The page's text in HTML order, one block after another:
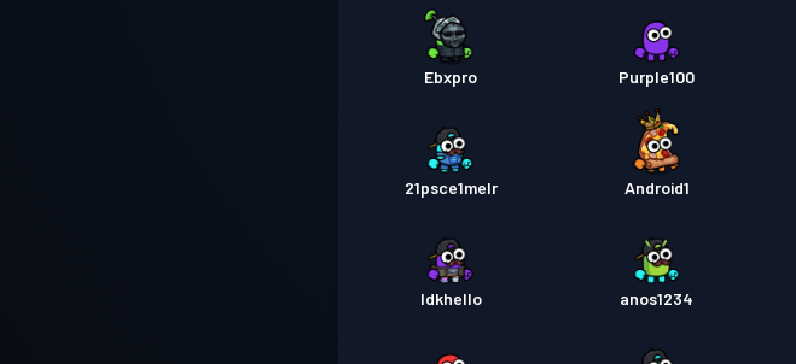
Ebxpro Purple100
21psce1melr Android1
Idkhello anos1234